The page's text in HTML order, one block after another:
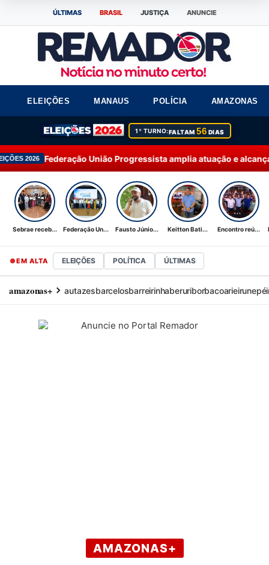
ÚLTIMAS BRASIL JUSTIÇA ANUNCIE
ELEIÇÕES MANAUS POLÍCIA AMAZONAS
1º TURNO:FALTAM56 DIAS
União Progressista amplia atuação e alcança 92% dos
Sebrae receb... Federação Un... Fausto Júnio... Keitton Bati... Encontro reú...
EM ALTA ELEIÇÕES POLÍTICA ÚLTIMAS
amazonas+ autazesbarcelosbarreirinhaberuriborbacoarieirunepé
AMAZONAS+